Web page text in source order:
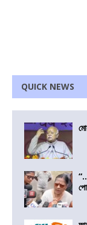
QUICK NEWS